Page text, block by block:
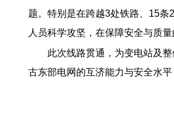
题。特别是在跨越3处铁路、15
人员科学攻坚，在保障安全与质
此次线路贯通，为变电站及
古东部电网的互济能力与安全水